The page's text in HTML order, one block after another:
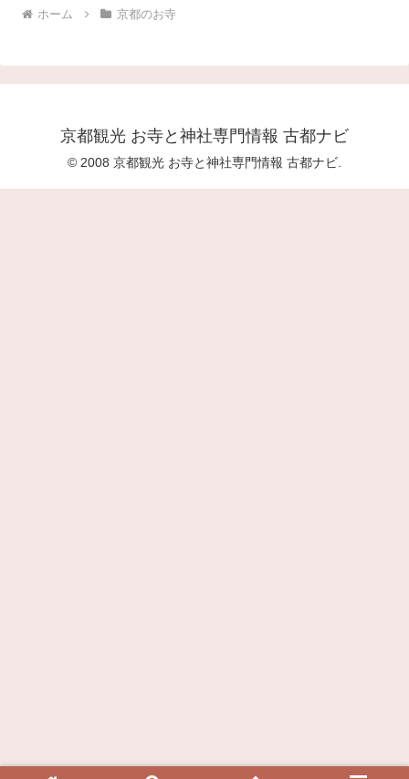
ホーム 京都のお寺
京都観光 お寺と神社専門情報 古都ナビ
© 2008 京都観光 お寺と神社専門情報 古都ナビ.